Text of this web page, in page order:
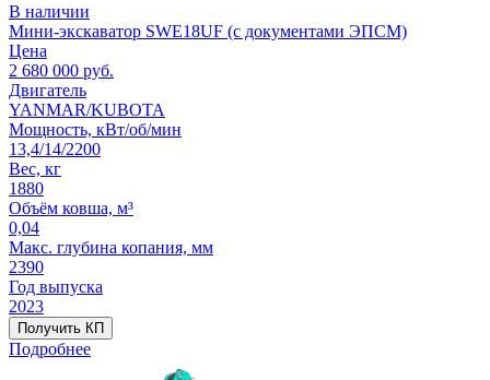
В наличии
Мини-экскаватор SWE18UF (с документами ЭПСМ)
Цена
2 680 000 руб.
Двигатель
YANMAR/KUBOTA
Мощность, кВт/об/мин
13,4/14/2200
Вес, кг
1880
Объём ковша, м³
0,04
Макс. глубина копания, мм
2390
Год выпуска
2023
Получить КП
Подробнее